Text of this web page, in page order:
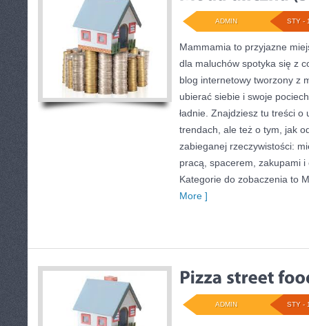
STY -
ADMIN
Mammamia to przyjazne
dla maluchów spotyka się z
blog internetowy tworzony z
ubierać siebie i swoje
ładnie. Znajdziesz tu treści
trendach, ale też o tym, jak
zabieganej rzeczywistości:
pracą, spacerem, zakupami
Kategorie do zobaczenia to
More ]
STY -
ADMIN